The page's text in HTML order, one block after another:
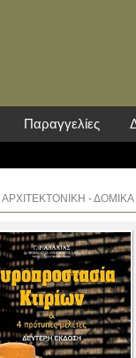
Παραγγελίες
ΑΡΧΙΤΕΚΤΟΝΙΚΗ -